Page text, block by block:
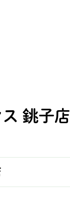
銚子店